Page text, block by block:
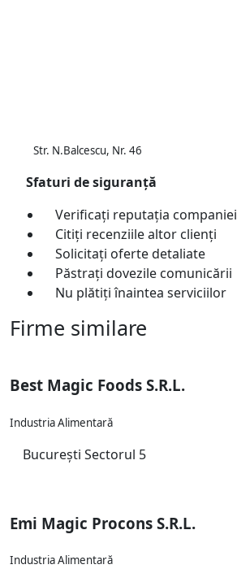
Str. N.Balcescu, Nr. 46
Sfaturi de siguranță
Verificați reputația companiei
Citiți recenziile altor clienți
Solicitați oferte detaliate
Păstrați dovezile comunicării
Nu plătiți înaintea serviciilor
Firme similare
Best Magic Foods S.R.L.
Industria Alimentară
București Sectorul 5
Emi Magic Procons S.R.L.
Industria Alimentară